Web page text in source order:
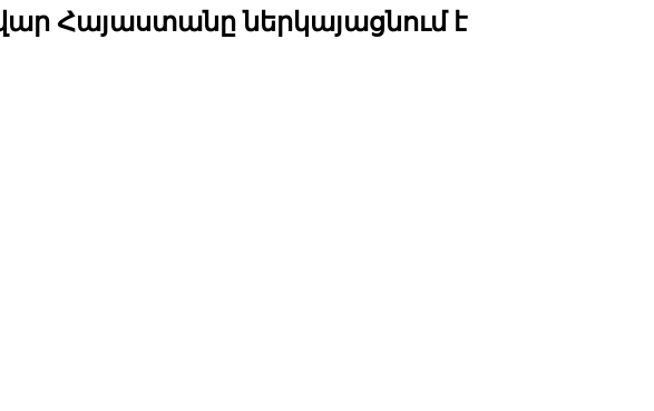
Հայաստանը ներկայացնում է